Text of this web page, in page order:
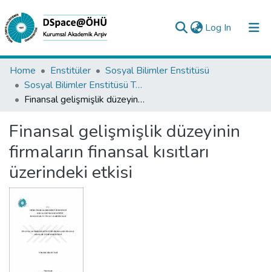
Log In (current)
Collections
All of DSpace
Analyze
Request/Question
Home Enstitüler
Sosyal Bilimler Enstitüsü
Sosyal Bilimler Enstitüsü Tez Koleksiyonu
Finansal gelişmişlik düzeyinin firmaların finansal kısıtları üzerindeki etkisi
Finansal gelişmişlik düzeyinin
firmaların finansal kısıtları
üzerindeki etkisi